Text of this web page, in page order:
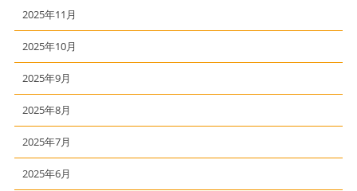
2025年11月
2025年10月
2025年9月
2025年8月
2025年7月
2025年6月